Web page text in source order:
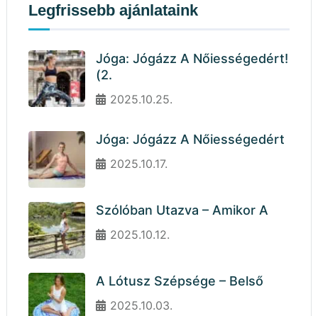
Legfrissebb ajánlataink
Jóga: Jógázz A Nőiességedért!
(2.
2025.10.25.
Jóga: Jógázz A Nőiességedért
2025.10.17.
Szólóban Utazva – Amikor A
2025.10.12.
A Lótusz Szépsége – Belső
2025.10.03.